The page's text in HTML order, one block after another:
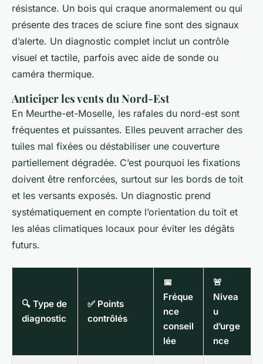
résistance. Un bois qui craque anormalement ou qui
présente des traces de sciure fine sont des signaux
d’alerte. Un diagnostic complet inclut un contrôle
visuel et tactile, parfois avec aide de sonde ou
caméra thermique.
Anticiper les vents du Nord-Est
En Meurthe-et-Moselle, les rafales du nord-est sont
fréquentes et puissantes. Elles peuvent arracher des
tuiles mal fixées ou déstabiliser une couverture
partiellement dégradée. C’est pourquoi les fixations
doivent être renforcées, surtout sur les bords de toit
et les versants exposés. Un diagnostic prend
systématiquement en compte l’orientation du toit et
les aléas climatiques locaux pour éviter les dégâts
futurs.
🔍 Type de
diagnostic
✅ Points
contrôlés
📅
Fréque
nce
conseil
lée
🚨
Nivea
u
d’urge
nce